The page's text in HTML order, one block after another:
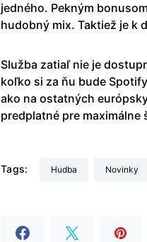
jedného. Pekným
hudobný mix. Taktiež je k
Služba zatiaľ nie je
koľko si za ňu bude
ako na ostatných
predplatné pre maximálne
Tags: hudba Novinky